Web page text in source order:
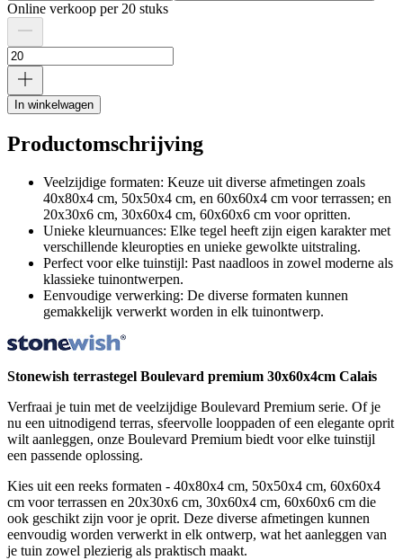
Online verkoop per 20 stuks
In winkelwagen
Productomschrijving
Veelzijdige formaten: Keuze uit diverse afmetingen zoals
40x80x4 cm, 50x50x4 cm, en 60x60x4 cm voor terrassen; en
20x30x6 cm, 30x60x4 cm, 60x60x6 cm voor opritten.
Unieke kleurnuances: Elke tegel heeft zijn eigen karakter met
verschillende kleuropties en unieke gewolkte uitstraling.
Perfect voor elke tuinstijl: Past naadloos in zowel moderne als
klassieke tuinontwerpen.
Eenvoudige verwerking: De diverse formaten kunnen
gemakkelijk verwerkt worden in elk tuinontwerp.
Stonewish terrastegel Boulevard premium 30x60x4cm Calais
Verfraai je tuin met de veelzijdige Boulevard Premium serie. Of je
nu een uitnodigend terras, sfeervolle looppaden of een elegante oprit
wilt aanleggen, onze Boulevard Premium biedt voor elke tuinstijl
een passende oplossing.
Kies uit een reeks formaten - 40x80x4 cm, 50x50x4 cm, 60x60x4
cm voor terrassen en 20x30x6 cm, 30x60x4 cm, 60x60x6 cm die
ook geschikt zijn voor je oprit. Deze diverse afmetingen kunnen
eenvoudig worden verwerkt in elk ontwerp, wat het aanleggen van
je tuin zowel plezierig als praktisch maakt.